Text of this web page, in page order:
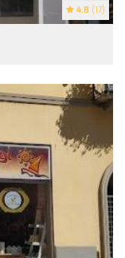
4.8 (17)